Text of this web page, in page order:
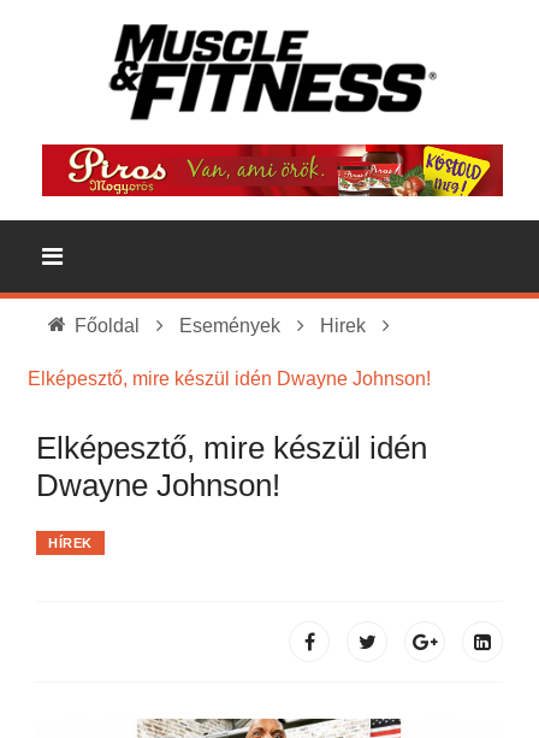
Főoldal Események Hirek
Elképesztő, mire készül idén Dwayne Johnson!
Elképesztő, mire készül idén
Dwayne Johnson!
HÍREK